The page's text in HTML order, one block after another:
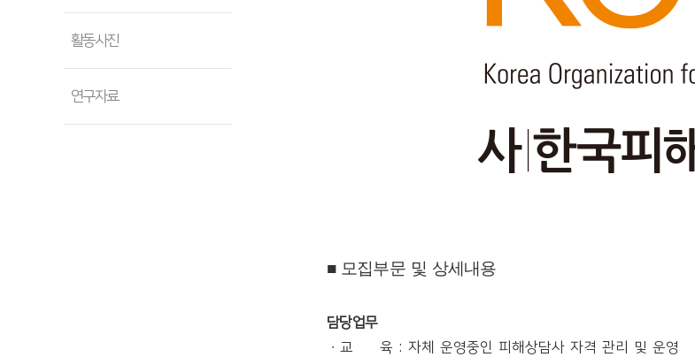
활동사진
연구자료
■ 모집부문 및 상세내용
담당업무
ㆍ교 육 : 자체 운영중인 피해상담사 자격 관리 및 운영